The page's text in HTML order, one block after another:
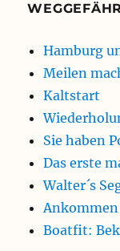
Hamburg
Meilen
Kaltstart
Sie haben
Das erste
Walter´s
Boatfit: